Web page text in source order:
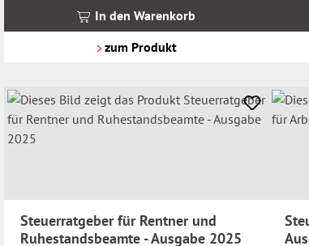
In den Warenkorb
zum Produkt
Steuerratgeber für Rentner und
Ruhestandsbeamte - Ausgabe 2025